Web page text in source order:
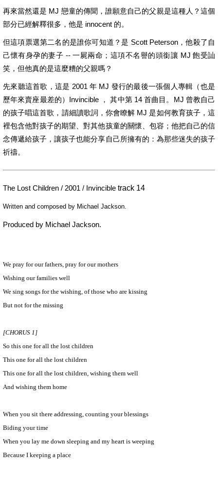
再來當然還是 MJ 戀童的傳聞，誰願意自己的父親是這種人？這個
部分已經解釋很多，他是 innocent 的。
但這項票選第二名的是誰你可知道？是 Scott Peterson，他殺了自
己懷有身孕的妻子 -- 一屍兩命；這項不名譽的頭銜讓 MJ 飽受訕
笑，但他真的是這麼糟的父親嗎？
先來聽這首歌，這是 2001 年 MJ 發行的最後一張個人專輯（也是
歷年來賣座最差的）Invincible ， 其中第 14 首曲目。MJ 曾教自己
的孩子唱這首歌，請細讀歌詞，你會瞭解 MJ 是如何教育孩子，這
裡包含他對孩子的期望、對其他孩童的關懷、包容；他把自己的信
念傳遞給孩子，讓孩子也能分享自己所擁有的：為那些迷失的孩子
祈禱。
The Lost Children / 2001 / Invincible track 14
Written and composed by Michael Jackson.
Produced by Michael Jackson.
We pray for our fathers, pray for our mothers
Wishing our families well
We sing songs for the wishing, of those who are kissing
But not for the missing
[CHORUS 1]
So this one for all the lost children
This one for all the lost children
This one for all the lost children, wishing them well
And wishing them home
When you sit there addressing, counting your blessings
Biding your time
When you lay me down sleeping and my heart is weeping
Because I keeping a place